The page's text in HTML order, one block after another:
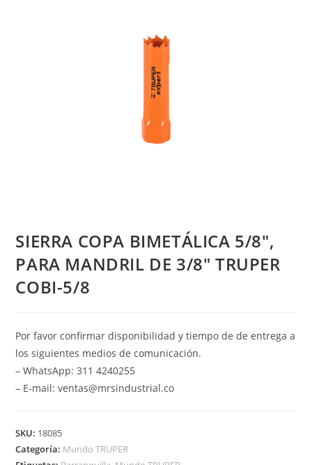
SIERRA COPA BIMETÁLICA 5/8″,
PARA MANDRIL DE 3/8″ TRUPER
COBI-5/8
Por favor confirmar disponibilidad y tiempo de de entrega a
los siguientes medios de comunicación.
– WhatsApp: 311 4240255
– E-mail: ventas@mrsindustrial.co
SKU: 18085
Categoría: Mundo TRUPER